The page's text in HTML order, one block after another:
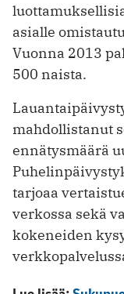
asialle
Vuonna 2013
500 naista.
mahdollistanut
ennätysmäärä
tarjoaa
verkossa sekä
kokeneiden